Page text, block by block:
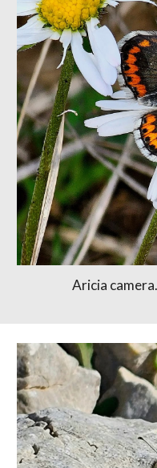
Aricia